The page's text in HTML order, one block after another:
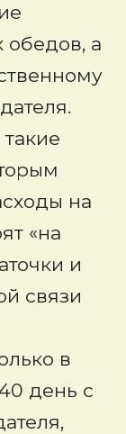
а
на
«на
и
связи
в
день с